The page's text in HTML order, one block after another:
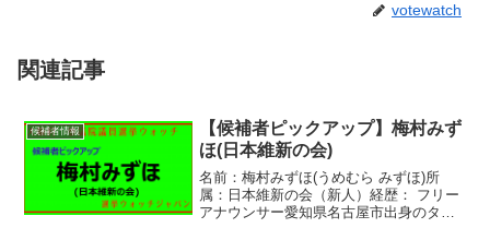
votewatch
関連記事
候補者情報
【候補者ピックアップ】梅村みず
ほ(日本維新の会)
名前：梅村みずほ(うめむら みずほ)所
属：日本維新の会（新人）経歴： フリー
アナウンサー愛知県名古屋市出身のタレ